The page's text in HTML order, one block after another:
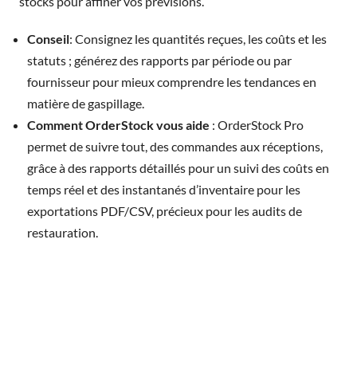
Conseil: Consignez les quantités reçues, les coûts et les
statuts ; générez des rapports par période ou par
fournisseur pour mieux comprendre les tendances en
matière de gaspillage.
Comment OrderStock vous aide : OrderStock Pro
permet de suivre tout, des commandes aux réceptions,
grâce à des rapports détaillés pour un suivi des coûts en
temps réel et des instantanés d’inventaire pour les
exportations PDF/CSV, précieux pour les audits de
restauration.